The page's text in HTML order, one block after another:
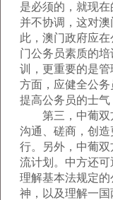
是必须的，就现
并不协调，这对
此，澳门政府应
门公务员素质的
训，更重要的是
方面，应健全公务
提高公务员的士气
第三，中葡双
沟通、磋商，创
行。另外，中葡
流计划。中方还
理解基本法规定
神，以及理解一